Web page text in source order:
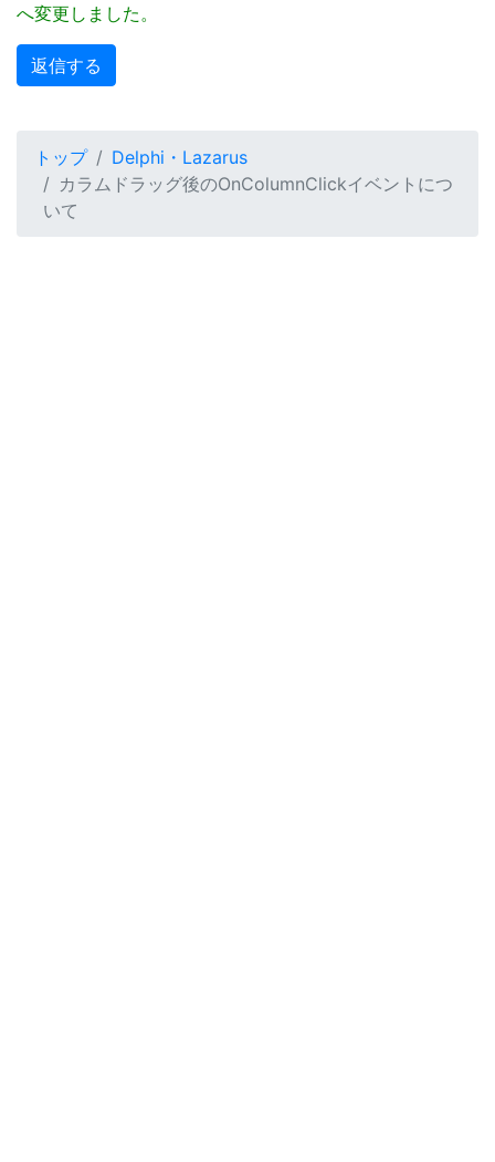
へ変更しました。
トップ
Delphi・Lazarus
カラムドラッグ後のOnColumnClickイベントにつ
いて